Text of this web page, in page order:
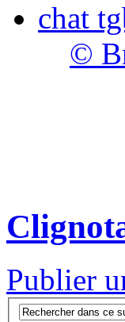
chat
©
Publier